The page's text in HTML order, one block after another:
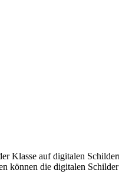
Klasse auf digitalen
können die digitalen